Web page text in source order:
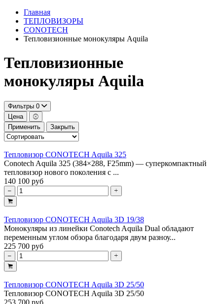
Главная
ТЕПЛОВИЗОРЫ
CONOTECH
Тепловизионные монокуляры Aquila
Тепловизионные
монокуляры Aquila
Фильтры 0
Цена
Применить
Закрыть
Тепловизор CONOTECH Aquila 325
Conotech Aquila 325 (384×288, F25mm) — суперкомпактный
тепловизор нового поколения с ...
140 100 руб
Тепловизор CONOTECH Aquila 3D 19/38
Монокуляры из линейки Conotech Aquila Dual обладают
переменным углом обзора благодаря двум разноу...
225 700 руб
Тепловизор CONOTECH Aquila 3D 25/50
Тепловизор CONOTECH Aquila 3D 25/50
253 700 руб